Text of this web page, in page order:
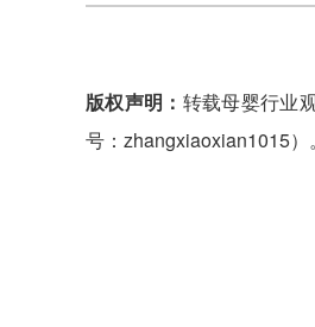
版权声明： 转载母婴行业
号：zhangxiaoxian1015）